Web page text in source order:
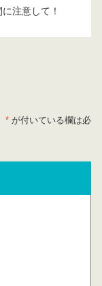
注意して！
* が付いている欄は必